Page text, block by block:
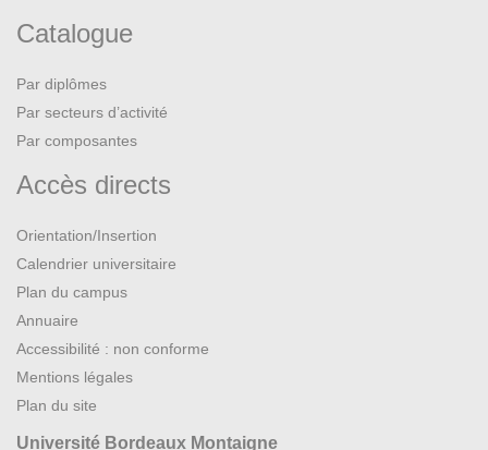
Catalogue
Par diplômes
Par secteurs d’activité
Par composantes
Accès directs
Orientation/Insertion
Calendrier universitaire
Plan du campus
Annuaire
Accessibilité : non conforme
Mentions légales
Plan du site
Université Bordeaux Montaigne